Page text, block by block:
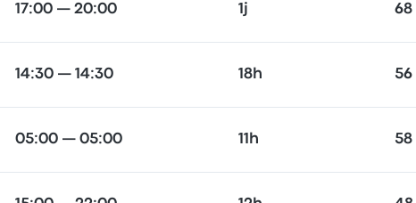
17:00 — 20:00 1j 68
14:30 — 14:30 18h 56
05:00 — 05:00 11h 58